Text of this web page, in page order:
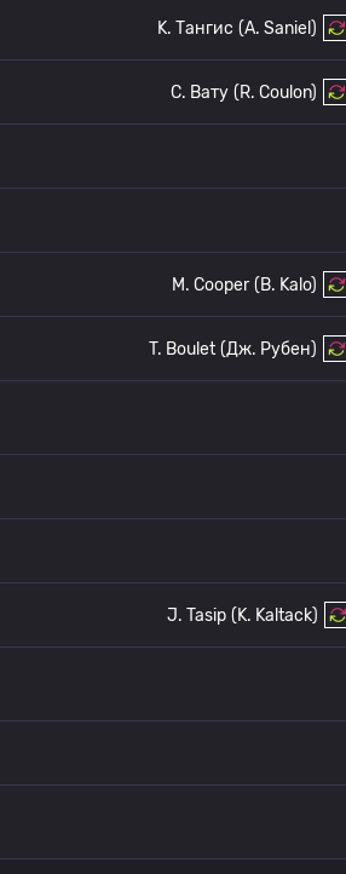
(A. Saniel)
K. Тангис
(R. Coulon)
С. Вату
(B. Kalo)
M. Cooper
(Дж. Рубен)
T. Boulet
(K. Kaltack)
J. Tasip